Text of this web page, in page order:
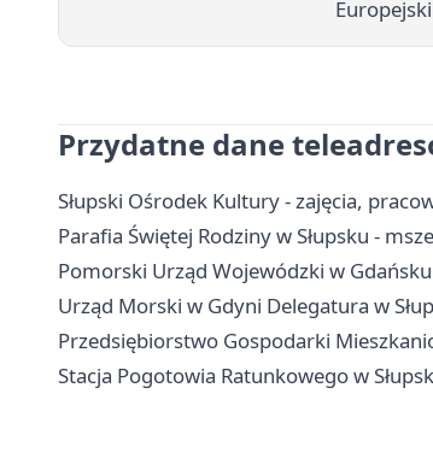
Przydatne dane
Słupski Ośrodek Kultury - zajęcia,
Parafia Świętej Rodziny w Słupsku -
Pomorski Urząd Wojewódzki w
Urząd Morski w Gdyni Delegatura w
Przedsiębiorstwo Gospodarki
Stacja Pogotowia Ratunkowego w